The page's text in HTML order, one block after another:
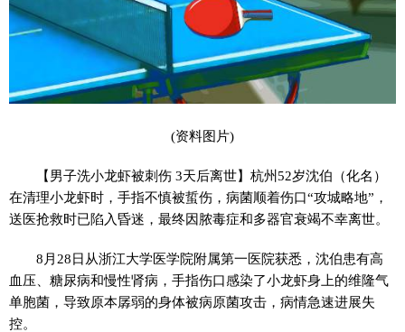
(资料图片)
【男子洗小龙虾被刺伤 3天后离世】杭州52岁沈伯（化名）
在清理小龙虾时，手指不慎被蜇伤，病菌顺着伤口“攻城略地”，
送医抢救时已陷入昏迷，最终因脓毒症和多器官衰竭不幸离世。
8月28日从浙江大学医学院附属第一医院获悉，沈伯患有高
血压、糖尿病和慢性肾病，手指伤口感染了小龙虾身上的维隆气
单胞菌，导致原本孱弱的身体被病原菌攻击，病情急速进展失
控。